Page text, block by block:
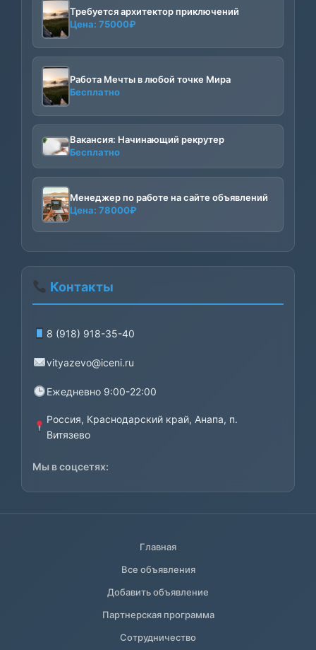
Требуется архитектор приключений
Цена: 75000₽
Работа Мечты в любой точке Мира
Бесплатно
Вакансия: Начинающий рекрутер
Бесплатно
Менеджер по работе на сайте объявлений
Цена: 78000₽
Контакты
8 (918) 918-35-40
vityazevo@iceni.ru
Ежедневно 9:00-22:00
Россия, Краснодарский край, Анапа, п.
Витязево
Мы в соцсетях:
Главная
Все объявления
Добавить объявление
Партнерская программа
Сотрудничество